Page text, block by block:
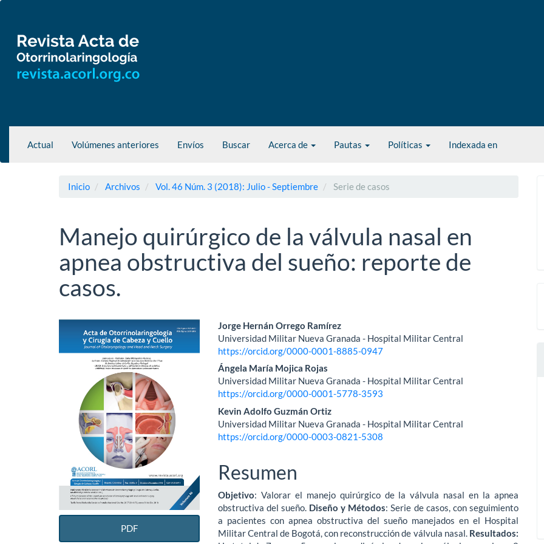
principal
Barra
lateral
Actual Volúmenes anteriores Envíos Buscar Acerca de Pautas Políticas Indexada en
Inicio Archivos Vol. 46 Núm. 3 (2018): Julio - Septiembre Serie de casos
Manejo quirúrgico de la válvula nasal en
apnea obstructiva del sueño: reporte de
casos.
Barra
lateral
artículo
PDF
Contenido
principal
del
artículo
Jorge Hernán Orrego Ramírez
Universidad Militar Nueva Granada - Hospital Militar Central
https://orcid.org/0000-0001-8885-0947
Ángela María Mojica Rojas
Universidad Militar Nueva Granada - Hospital Militar Central
https://orcid.org/0000-0001-5778-3593
Kevin Adolfo Guzmán Ortiz
Universidad Militar Nueva Granada - Hospital Militar Central
https://orcid.org/0000-0003-0821-5308
Resumen
Objetivo: Valorar el manejo quirúrgico de la válvula nasal en la apnea
obstructiva del sueño. Diseño y Métodos: Serie de casos, con seguimiento
a pacientes con apnea obstructiva del sueño manejados en el Hospital
Militar Central de Bogotá, con reconstrucción de válvula nasal. Resultados: